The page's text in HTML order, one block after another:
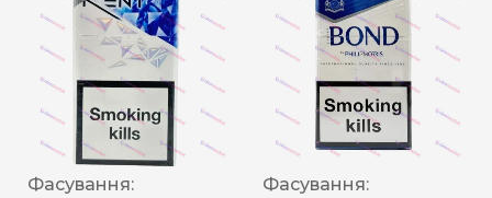
Фасування:
Фасування: